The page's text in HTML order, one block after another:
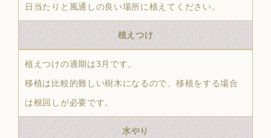
日当たりと風通しの良い場所に植えてください。
植えつけ
植えつけの適期は3月です。
移植は比較的難しい樹木になるので、移植をする場合
は根回しが必要です。
水やり